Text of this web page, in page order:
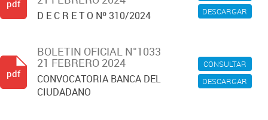
DESCARGAR
D E C R E T O Nº 310/2024
pdf
CONSULTAR
DESCARGAR
BOLETIN OFICIAL N°1033
21 FEBRERO 2024
CONVOCATORIA BANCA DEL
CIUDADANO
pdf